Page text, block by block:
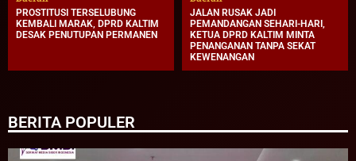
PROSTITUSI TERSELUBUNG
KEMBALI MARAK, DPRD KALTIM
DESAK PENUTUPAN PERMANEN
JALAN RUSAK JADI
PEMANDANGAN SEHARI-HARI,
KETUA DPRD KALTIM MINTA
PENANGANAN TANPA SEKAT
KEWENANGAN
BERITA POPULER